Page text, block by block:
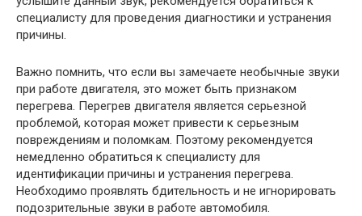
специалисту для проведения диагностики и устранения
причины.
Важно помнить, что если вы замечаете необычные звуки
при работе двигателя, это может быть признаком
перегрева. Перегрев двигателя является серьезной
проблемой, которая может привести к серьезным
повреждениям и поломкам. Поэтому рекомендуется
немедленно обратиться к специалисту для
идентификации причины и устранения перегрева.
Необходимо проявлять бдительность и не игнорировать
подозрительные звуки в работе автомобиля.